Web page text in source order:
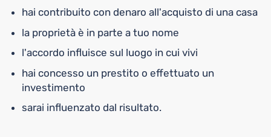
hai contribuito con denaro all'acquisto di una casa
la proprietà è in parte a tuo nome
l'accordo influisce sul luogo in cui vivi
hai concesso un prestito o effettuato un
investimento
sarai influenzato dal risultato.